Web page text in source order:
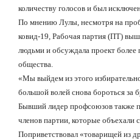
количеству голосов и был
По мнению Лулы, несмотря на
ковид-19, Рабочая партия (ПТ)
людьми и обсуждала проект более
общества.
«Мы выйдем из этого
большой волей снова бороться за
Бывший лидер профсоюзов также
членов партии, которые объехали
Поприветствовал «товарищей из